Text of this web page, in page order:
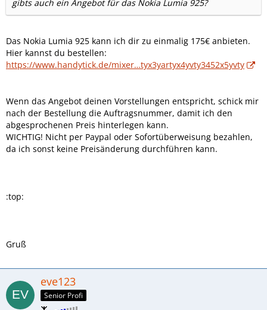
gibts auch ein Angebot für das Nokia Lumia 925?
Das Nokia Lumia 925 kann ich dir zu einmalig 175€ anbieten.
Hier kannst du bestellen:
https://www.handytick.de/mixer…tyx3yartyx4yvty3452x5yvty
Wenn das Angebot deinen Vorstellungen entspricht, schick mir
nach der Bestellung die Auftragsnummer, damit ich den
abgesprochenen Preis hinterlegen kann.
WICHTIG! Nicht per Paypal oder Sofortüberweisung bezahlen,
da ich sonst keine Preisänderung durchführen kann.
:top:
Gruß
eve123
Senior Profi